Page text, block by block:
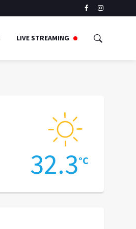
LIVE STREAMING
32.3°C